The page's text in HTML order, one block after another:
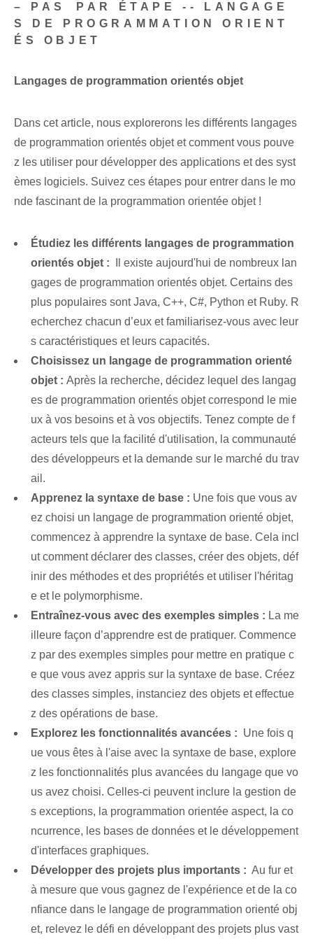
– PAS⁤ PAR ÉTAPE -- LANGAGE
S DE PROGRAMMATION ORIENT
ÉS OBJET⁣
⁢Langages de programmation orientés objet
Dans cet article, nous explorerons les différents langages
de programmation orientés objet et comment vous pouve
z les utiliser pour développer des applications et des syst
èmes logiciels. Suivez ces étapes pour entrer dans le mo
nde fascinant de la programmation orientée objet !
Étudiez les différents langages de programmation
orientés objet :
⁢ Il existe aujourd'hui de nombreux lan
gages de programmation orientés objet. Certains des
plus populaires sont Java, C++, C#, Python et Ruby. R
echerchez chacun d’eux et familiarisez-vous avec leur
s caractéristiques et leurs capacités.
Choisissez un langage de programmation orienté
objet : ‌Après⁤ la recherche, décidez lequel des ‌langag
es de programmation orientés objet correspond le mie
ux à vos besoins et à vos objectifs. Tenez compte de f
acteurs⁤ tels que la facilité⁢ d'utilisation⁣, la communauté
des développeurs et la demande sur le marché du trav
ail.
Apprenez la syntaxe de base : Une fois que vous av
ez choisi un langage de programmation orienté objet,
commencez à apprendre la syntaxe de base. Cela incl
ut comment déclarer des classes, créer des objets, déf
inir des méthodes et des propriétés et utiliser l'héritag
e et le polymorphisme.
Entraînez-vous avec des exemples simples : La me
illeure façon d’apprendre est de pratiquer. Commence
z par des exemples simples pour mettre en pratique c
e que vous avez appris sur la syntaxe de base. Créez
des classes simples, instanciez des objets et effectue
z des opérations de base.
Explorez les fonctionnalités avancées : ⁢ Une fois q
ue vous êtes à l'aise avec la syntaxe de base, explore
z les fonctionnalités plus avancées du langage que vo
us avez choisi. Celles-ci peuvent inclure la gestion de
s exceptions, la programmation orientée aspect, la co
ncurrence, les bases de données et le développement
d'interfaces graphiques.
Développer des projets plus importants : ‌ Au fur et
à mesure que vous gagnez de l'expérience et de la co
nfiance dans le langage de programmation orienté obj
et, relevez le défi en développant des projets plus vast